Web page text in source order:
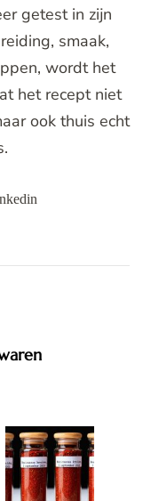
getest in zijn
smaak,
wordt het
het recept niet
ook thuis echt